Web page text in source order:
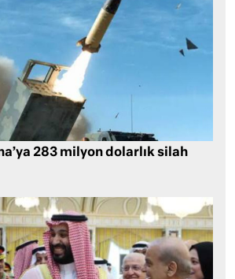
283 milyon dolarlık silah